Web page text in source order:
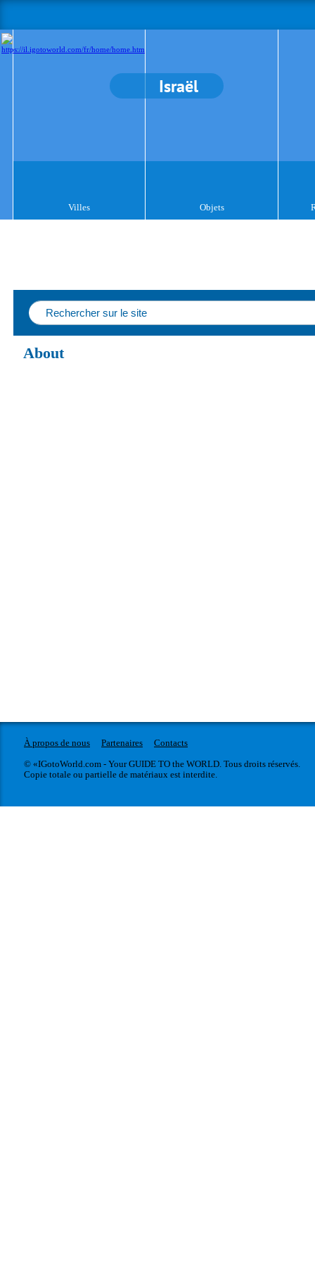
Israël
Villes Objets
About
À propos de nous Partenaires
Contacts
© «IGotoWorld.com - Your GUIDE TO the WORLD. Tous droits réservés.
Copie totale ou partielle de matériaux est interdite.